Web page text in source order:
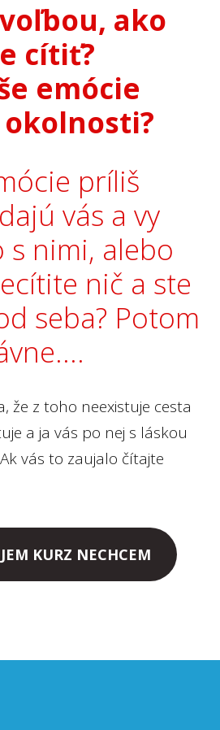
ako
cítiť?
emócie
príliš
vás a vy
s nimi, alebo
nič a ste
seba? Potom
že z toho neexistuje cesta
a ja vás po nej s láskou
vás to zaujalo čítajte
KURZ NECHCEM